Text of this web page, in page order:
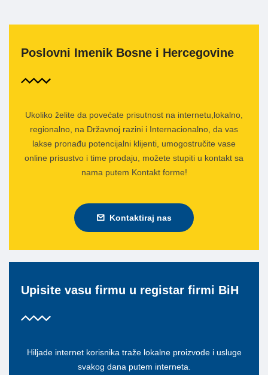
Poslovni Imenik Bosne i Hercegovine
Ukoliko želite da povećate prisutnost na internetu,lokalno,
regionalno, na Državnoj razini i Internacionalno, da vas
lakse pronađu potencijalni klijenti, umogostručite vase
online prisustvo i time prodaju, možete stupiti u kontakt sa
nama putem Kontakt forme!
Kontaktiraj nas
Upisite vasu firmu u registar firmi BiH
Hiljade internet korisnika traže lokalne proizvode i usluge
svakog dana putem interneta.